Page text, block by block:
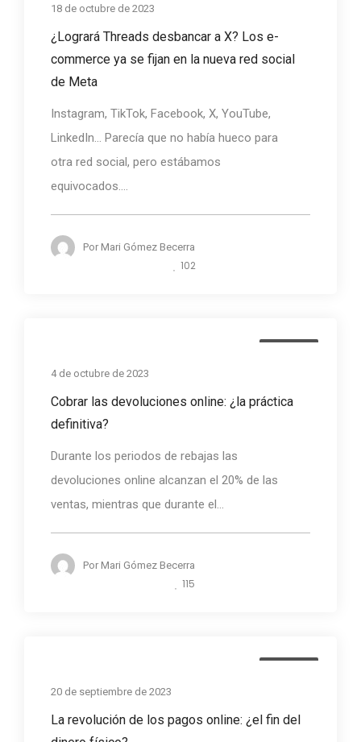
18 de octubre de 2023
¿Logrará Threads desbancar a X? Los e-
commerce ya se fijan en la nueva red social
de Meta
Instagram, TikTok, Facebook, X, YouTube,
LinkedIn… Parecía que no había hueco para
otra red social, pero estábamos
equivocados....
Por Mari Gómez Becerra
102
4 de octubre de 2023
Cobrar las devoluciones online: ¿la práctica
definitiva?
Durante los periodos de rebajas las
devoluciones online alcanzan el 20% de las
ventas, mientras que durante el...
Por Mari Gómez Becerra
115
20 de septiembre de 2023
La revolución de los pagos online: ¿el fin del